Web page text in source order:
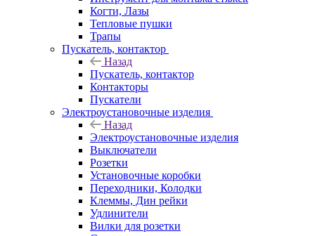
Когти, Лазы
Тепловые пушки
Трапы
Пускатель, контактор
Назад
Пускатель, контактор
Контакторы
Пускатели
Электроустановочные изделия
Назад
Электроустановочные изделия
Выключатели
Розетки
Установочные коробки
Переходники, Колодки
Клеммы, Дин рейки
Удлинители
Вилки для розетки